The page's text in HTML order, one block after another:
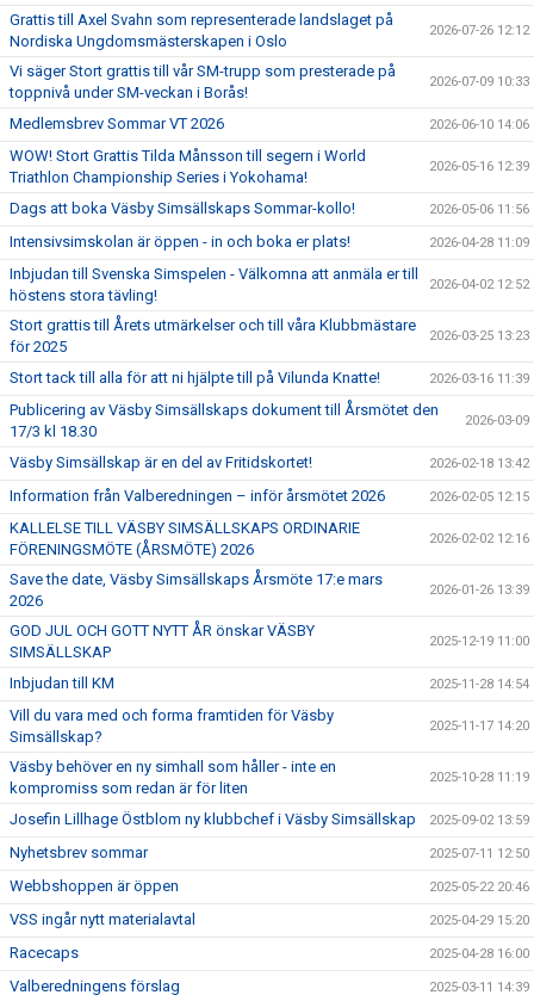
Grattis till Axel Svahn som representerade landslaget på
Nordiska Ungdomsmästerskapen i Oslo
2026-07-26 12:12
Vi säger Stort grattis till vår SM-trupp som presterade på
toppnivå under SM-veckan i Borås!
2026-07-09 10:33
Medlemsbrev Sommar VT 2026 2026-06-10 14:06
WOW! Stort Grattis Tilda Månsson till segern i World
Triathlon Championship Series i Yokohama!
2026-05-16 12:39
Dags att boka Väsby Simsällskaps Sommar-kollo! 2026-05-06 11:56
Intensivsimskolan är öppen - in och boka er plats! 2026-04-28 11:09
Inbjudan till Svenska Simspelen - Välkomna att anmäla er till
höstens stora tävling!
2026-04-02 12:52
Stort grattis till Årets utmärkelser och till våra Klubbmästare
för 2025
2026-03-25 13:23
Stort tack till alla för att ni hjälpte till på Vilunda Knatte! 2026-03-16 11:39
Publicering av Väsby Simsällskaps dokument till Årsmötet den
17/3 kl 18.30
2026-03-09
Väsby Simsällskap är en del av Fritidskortet! 2026-02-18 13:42
Information från Valberedningen – inför årsmötet 2026 2026-02-05 12:15
KALLELSE TILL VÄSBY SIMSÄLLSKAPS ORDINARIE
FÖRENINGSMÖTE (ÅRSMÖTE) 2026
2026-02-02 12:16
Save the date, Väsby Simsällskaps Årsmöte 17:e mars
2026
2026-01-26 13:39
GOD JUL OCH GOTT NYTT ÅR önskar VÄSBY
SIMSÄLLSKAP
2025-12-19 11:00
Inbjudan till KM 2025-11-28 14:54
Vill du vara med och forma framtiden för Väsby
Simsällskap?
2025-11-17 14:20
Väsby behöver en ny simhall som håller - inte en
kompromiss som redan är för liten
2025-10-28 11:19
Josefin Lillhage Östblom ny klubbchef i Väsby Simsällskap 2025-09-02 13:59
Nyhetsbrev sommar 2025-07-11 12:50
Webbshoppen är öppen 2025-05-22 20:46
VSS ingår nytt materialavtal 2025-04-29 15:20
Racecaps 2025-04-28 16:00
Valberedningens förslag 2025-03-11 14:39